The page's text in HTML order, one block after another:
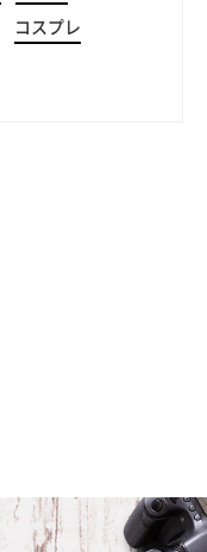
コスプレ